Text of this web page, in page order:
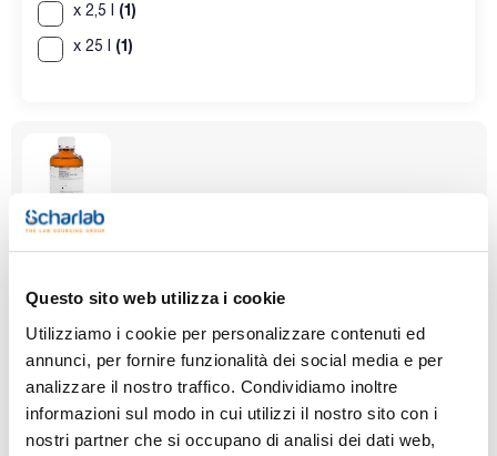
Questo sito web utilizza i cookie
Utilizziamo i cookie per personalizzare contenuti ed
annunci, per fornire funzionalità dei social media e per
analizzare il nostro traffico. Condividiamo inoltre
informazioni sul modo in cui utilizzi il nostro sito con i
nostri partner che si occupano di analisi dei dati web,
x 2,5 l (1)
x 25 l (1)
AC01401000
x 1 l :: Glass
bottle
Acquista
Disponibilità
Controlla le
scorte